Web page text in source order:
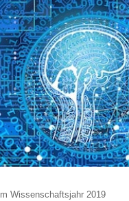
Wissenschaftsjahr 2019